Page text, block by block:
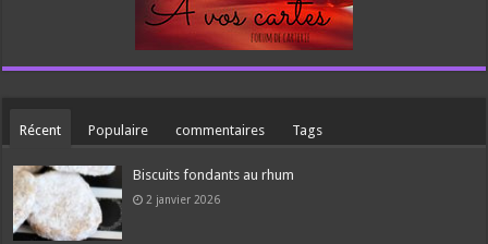
Récent Populaire commentaires Tags
Biscuits fondants au rhum
2 janvier 2026